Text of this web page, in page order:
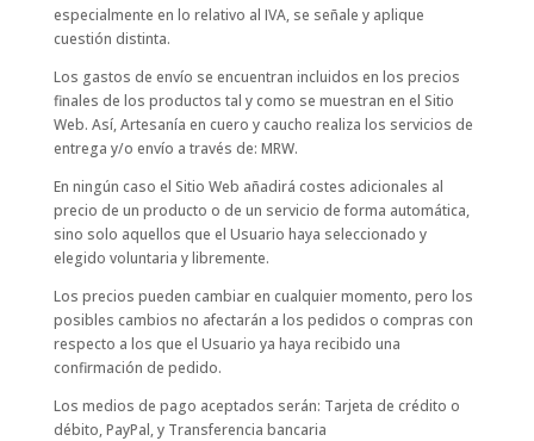
especialmente en lo relativo al IVA, se señale y aplique
cuestión distinta.
Los gastos de envío se encuentran incluidos en los precios
finales de los productos tal y como se muestran en el Sitio
Web. Así, Artesanía en cuero y caucho realiza los servicios de
entrega y/o envío a través de: MRW.
En ningún caso el Sitio Web añadirá costes adicionales al
precio de un producto o de un servicio de forma automática,
sino solo aquellos que el Usuario haya seleccionado y
elegido voluntaria y libremente.
Los precios pueden cambiar en cualquier momento, pero los
posibles cambios no afectarán a los pedidos o compras con
respecto a los que el Usuario ya haya recibido una
confirmación de pedido.
Los medios de pago aceptados serán: Tarjeta de crédito o
débito, PayPal, y Transferencia bancaria